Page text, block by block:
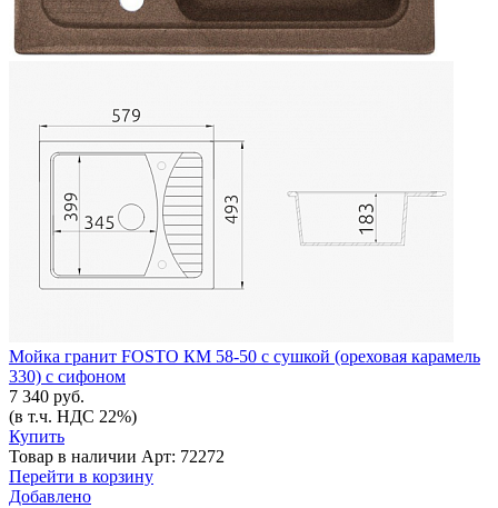
Мойка гранит FOSTO КМ 58-50 с сушкой (ореховая карамель
330) с сифоном
7 340 руб.
(в т.ч. НДС 22%)
Купить
Товар в наличии Арт: 72272
Перейти в корзину
Добавлено